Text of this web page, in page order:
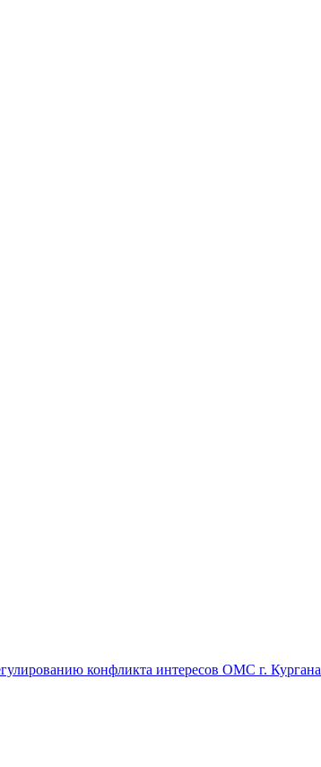
конфликта интересов ОМС г. Кургана